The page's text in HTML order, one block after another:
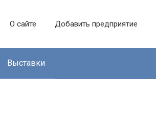
О сайте Добавить предприятие
Выставки